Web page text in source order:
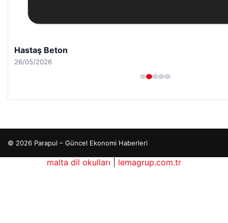
Hastaş Beton
26/05/2026
© 2026 Parapul – Güncel Ekonomi Haberleri
malta dil okulları
lemagrup.com.tr